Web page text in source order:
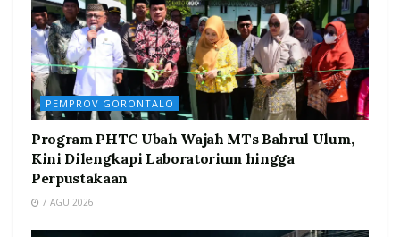
PEMPROV GORONTALO
Program PHTC Ubah Wajah MTs Bahrul Ulum,
Kini Dilengkapi Laboratorium hingga
Perpustakaan
7 AGU 2026